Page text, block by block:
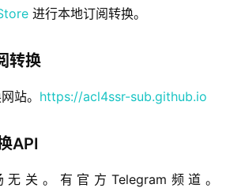
进行本地订阅转换。
转换
站。 https://acl4ssr-sub.github.io
API
关。有官方Telegram频道。